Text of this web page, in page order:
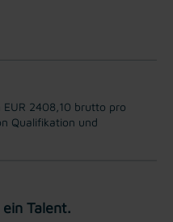
2408,10 brutto pro
Qualifikation und
Talent.